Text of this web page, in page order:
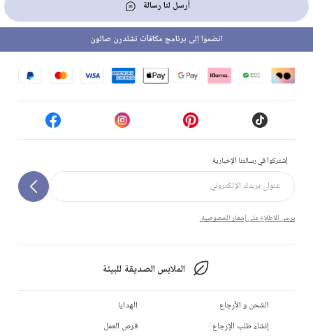
أرسل لنا رسالة
إشتركوا في رسالتنا الإخبارية
يرجى الاطلاع على إشعار الخصوصية.
الملابس الصديقة للبيئة
انضموا إلى برنامج مكافآت تشلدرن صالون
الشحن و الأرجاع
إنشاء طلب الإرجاع
الهدايا
فرص العمل